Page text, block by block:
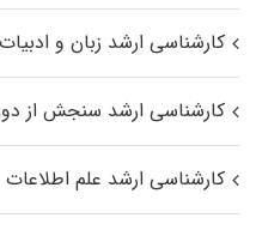
کارشناسی ارشد زبان و
کارشناسی ارشد سنجش از
کارشناسی ارشد علم